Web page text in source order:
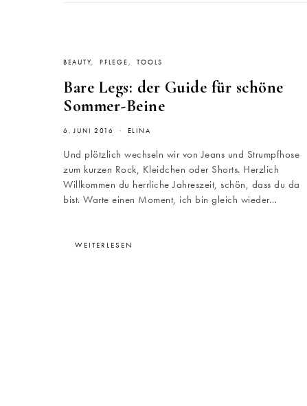
BEAUTY PFLEGE TOOLS
Bare Legs: der Guide für schöne
Sommer-Beine
6. JUNI 2016 ELINA
Und plötzlich wechseln wir von Jeans und Strumpfhose
zum kurzen Rock, Kleidchen oder Shorts. Herzlich
Willkommen du herrliche Jahreszeit, schön, dass du da
bist. Warte einen Moment, ich bin gleich wieder…
WEITERLESEN